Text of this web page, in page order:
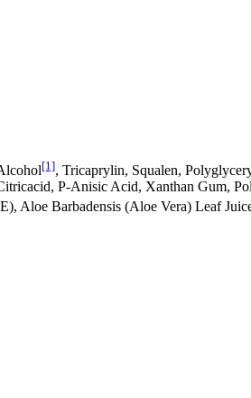
[1], Tricaprylin, Squalen,
P-Anisic Acid, Xanthan Gum,
Aloe Barbadensis (Aloe Vera) Leaf